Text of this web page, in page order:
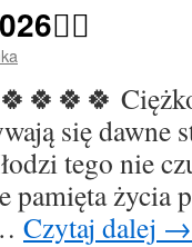
się dawne
tego nie
życia
Czytaj dalej →